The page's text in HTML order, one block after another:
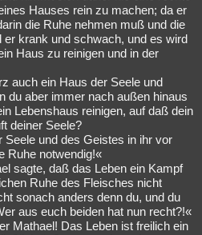
Hauses rein zu machen; da er
die Ruhe nehmen muß und die
er krank und schwach, und es wird
Haus zu reinigen und in der
auch ein Haus der Seele und
du aber immer nach außen hinaus
Lebenshaus reinigen, auf daß dein
deiner Seele?
Seele und des Geistes in ihr vor
Ruhe notwendig!«
sagte, daß das Leben ein Kampf
Ruhe des Fleisches nicht
sonach anders denn du, und du
aus euch beiden hat nun recht?!«
Mathael! Das Leben ist freilich ein